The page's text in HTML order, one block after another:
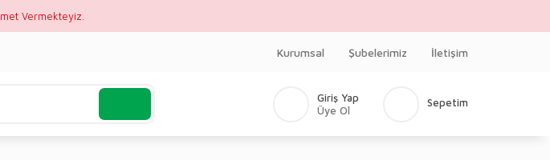
Vermekteyiz.
Kurumsal Şubelerimiz İletişim
Giriş Yap
Üye Ol
Sepetim